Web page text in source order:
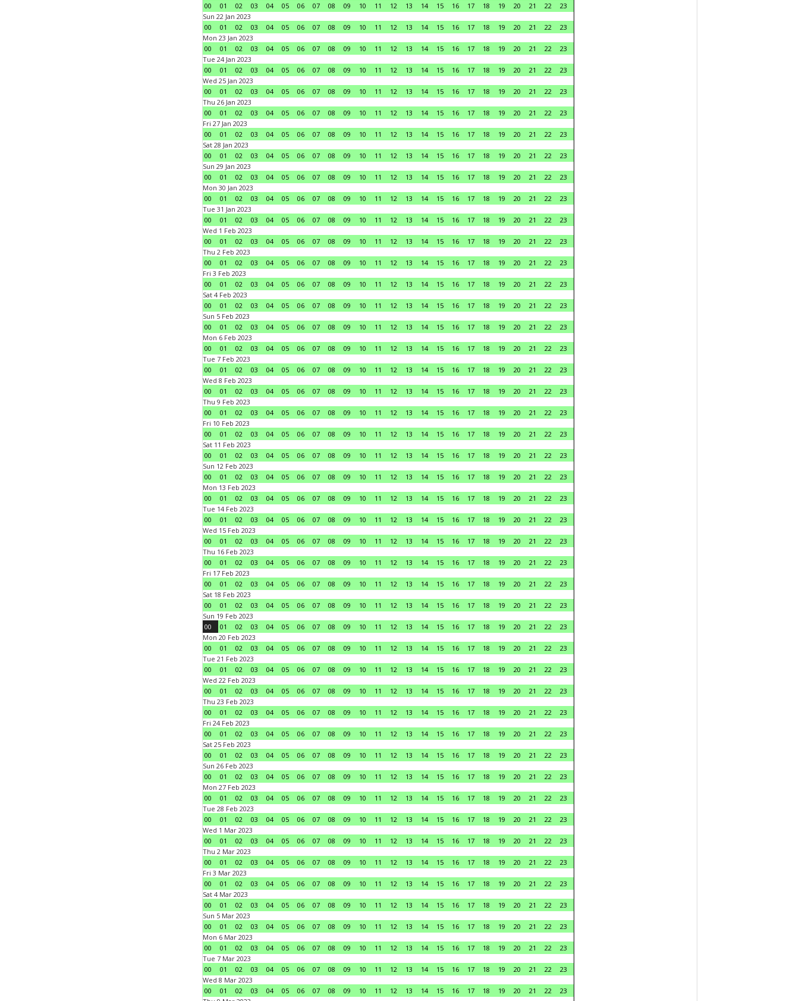
00
01 02 03 04 05 06 07 08 09 10 11 12 13 14 15 16 17 18 19 20 21 22
23
Sun 22 Jan 2023
00
01 02 03 04 05 06 07 08 09 10 11 12 13 14 15 16 17 18 19 20 21 22
23
Mon 23 Jan 2023
00
01 02 03 04 05 06 07 08 09 10 11 12 13 14 15 16 17 18 19 20 21 22
23
Tue 24 Jan 2023
00
01 02 03 04 05 06 07 08 09 10 11 12 13 14 15 16 17 18 19 20 21 22
23
Wed 25 Jan 2023
00
01 02 03 04 05 06 07 08 09 10 11 12 13 14 15 16 17 18 19 20 21 22
23
Thu 26 Jan 2023
00
01 02 03 04 05 06 07 08 09 10 11 12 13 14 15 16 17 18 19 20 21 22
23
Fri 27 Jan 2023
00
01 02 03 04 05 06 07 08 09 10 11 12 13 14 15 16 17 18 19 20 21 22
23
Sat 28 Jan 2023
00
01 02 03 04 05 06 07 08 09 10 11 12 13 14 15 16 17 18 19 20 21 22
23
Sun 29 Jan 2023
00
01 02 03 04 05 06 07 08 09 10 11 12 13 14 15 16 17 18 19 20 21 22
23
Mon 30 Jan 2023
00
01 02 03 04 05 06 07 08 09 10 11 12 13 14 15 16 17 18 19 20 21 22
23
Tue 31 Jan 2023
00
01 02 03 04 05 06 07 08 09 10 11 12 13 14 15 16 17 18 19 20 21 22
23
Wed 1 Feb 2023
00
01 02 03 04 05 06 07 08 09 10 11 12 13 14 15 16 17 18 19 20 21 22
23
Thu 2 Feb 2023
00
01 02 03 04 05 06 07 08 09 10 11 12 13 14 15 16 17 18 19 20 21 22
23
Fri 3 Feb 2023
00
01 02 03 04 05 06 07 08 09 10 11 12 13 14 15 16 17 18 19 20 21 22
23
Sat 4 Feb 2023
00
01 02 03 04 05 06 07 08 09 10 11 12 13 14 15 16 17 18 19 20 21 22
23
Sun 5 Feb 2023
00
01 02 03 04 05 06 07 08 09 10 11 12 13 14 15 16 17 18 19 20 21 22
23
Mon 6 Feb 2023
00
01 02 03 04 05 06 07 08 09 10 11 12 13 14 15 16 17 18 19 20 21 22
23
Tue 7 Feb 2023
00
01 02 03 04 05 06 07 08 09 10 11 12 13 14 15 16 17 18 19 20 21 22
23
Wed 8 Feb 2023
00
01 02 03 04 05 06 07 08 09 10 11 12 13 14 15 16 17 18 19 20 21 22
23
Thu 9 Feb 2023
00
01 02 03 04 05 06 07 08 09 10 11 12 13 14 15 16 17 18 19 20 21 22
23
Fri 10 Feb 2023
00
01 02 03 04 05 06 07 08 09 10 11 12 13 14 15 16 17 18 19 20 21 22
23
Sat 11 Feb 2023
00
01 02 03 04 05 06 07 08 09 10 11 12 13 14 15 16 17 18 19 20 21 22
23
Sun 12 Feb 2023
00
01 02 03 04 05 06 07 08 09 10 11 12 13 14 15 16 17 18 19 20 21 22
23
Mon 13 Feb 2023
00
01 02 03 04 05 06 07 08 09 10 11 12 13 14 15 16 17 18 19 20 21 22
23
Tue 14 Feb 2023
00
01 02 03 04 05 06 07 08 09 10 11 12 13 14 15 16 17 18 19 20 21 22
23
Wed 15 Feb 2023
00
01 02 03 04 05 06 07 08 09 10 11 12 13 14 15 16 17 18 19 20 21 22
23
Thu 16 Feb 2023
00
01 02 03 04 05 06 07 08 09 10 11 12 13 14 15 16 17 18 19 20 21 22
23
Fri 17 Feb 2023
00
01 02 03 04 05 06 07 08 09 10 11 12 13 14 15 16 17 18 19 20 21 22
23
Sat 18 Feb 2023
00
01 02 03 04 05 06 07 08 09 10 11 12 13 14 15 16 17 18 19 20 21 22
23
Sun 19 Feb 2023
00
01 02 03 04 05 06 07 08 09 10 11 12 13 14 15 16 17 18 19 20 21 22
23
Mon 20 Feb 2023
00
01 02 03 04 05 06 07 08 09 10 11 12 13 14 15 16 17 18 19 20 21 22
23
Tue 21 Feb 2023
00
01 02 03 04 05 06 07 08 09 10 11 12 13 14 15 16 17 18 19 20 21 22
23
Wed 22 Feb 2023
00
01 02 03 04 05 06 07 08 09 10 11 12 13 14 15 16 17 18 19 20 21 22
23
Thu 23 Feb 2023
00
01 02 03 04 05 06 07 08 09 10 11 12 13 14 15 16 17 18 19 20 21 22
23
Fri 24 Feb 2023
00
01 02 03 04 05 06 07 08 09 10 11 12 13 14 15 16 17 18 19 20 21 22
23
Sat 25 Feb 2023
00
01 02 03 04 05 06 07 08 09 10 11 12 13 14 15 16 17 18 19 20 21 22
23
Sun 26 Feb 2023
00
01 02 03 04 05 06 07 08 09 10 11 12 13 14 15 16 17 18 19 20 21 22
23
Mon 27 Feb 2023
00
01 02 03 04 05 06 07 08 09 10 11 12 13 14 15 16 17 18 19 20 21 22
23
Tue 28 Feb 2023
00
01 02 03 04 05 06 07 08 09 10 11 12 13 14 15 16 17 18 19 20 21 22
23
Wed 1 Mar 2023
00
01 02 03 04 05 06 07 08 09 10 11 12 13 14 15 16 17 18 19 20 21 22
23
Thu 2 Mar 2023
00
01 02 03 04 05 06 07 08 09 10 11 12 13 14 15 16 17 18 19 20 21 22
23
Fri 3 Mar 2023
00
01 02 03 04 05 06 07 08 09 10 11 12 13 14 15 16 17 18 19 20 21 22
23
Sat 4 Mar 2023
00
01 02 03 04 05 06 07 08 09 10 11 12 13 14 15 16 17 18 19 20 21 22
23
Sun 5 Mar 2023
00
01 02 03 04 05 06 07 08 09 10 11 12 13 14 15 16 17 18 19 20 21 22
23
Mon 6 Mar 2023
00
01 02 03 04 05 06 07 08 09 10 11 12 13 14 15 16 17 18 19 20 21 22
23
Tue 7 Mar 2023
00
01 02 03 04 05 06 07 08 09 10 11 12 13 14 15 16 17 18 19 20 21 22
23
Wed 8 Mar 2023
00
01 02 03 04 05 06 07 08 09 10 11 12 13 14 15 16 17 18 19 20 21 22
23